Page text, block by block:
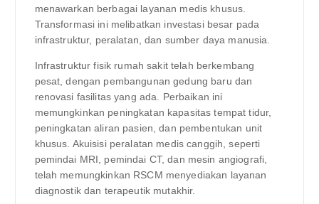
menawarkan berbagai layanan medis khusus.
Transformasi ini melibatkan investasi besar pada
infrastruktur, peralatan, dan sumber daya manusia.
Infrastruktur fisik rumah sakit telah berkembang
pesat, dengan pembangunan gedung baru dan
renovasi fasilitas yang ada. Perbaikan ini
memungkinkan peningkatan kapasitas tempat tidur,
peningkatan aliran pasien, dan pembentukan unit
khusus. Akuisisi peralatan medis canggih, seperti
pemindai MRI, pemindai CT, dan mesin angiografi,
telah memungkinkan RSCM menyediakan layanan
diagnostik dan terapeutik mutakhir.